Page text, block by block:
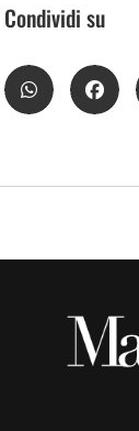
Condividi su